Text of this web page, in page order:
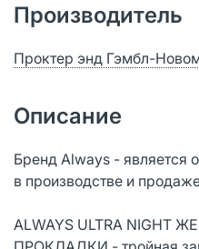
Производитель
Проктер энд Гэмбл-
Описание
Бренд Always - является
в производстве и
ALWAYS ULTRA